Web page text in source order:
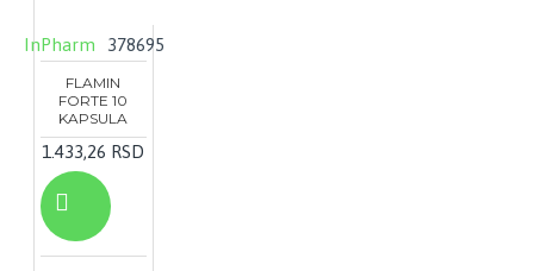
InPharm 378695
FLAMIN
FORTE 10
KAPSULA
1.433,26 RSD